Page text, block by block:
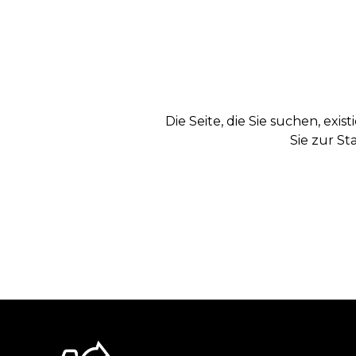
Die Seite, die Sie suchen,
Sie zur